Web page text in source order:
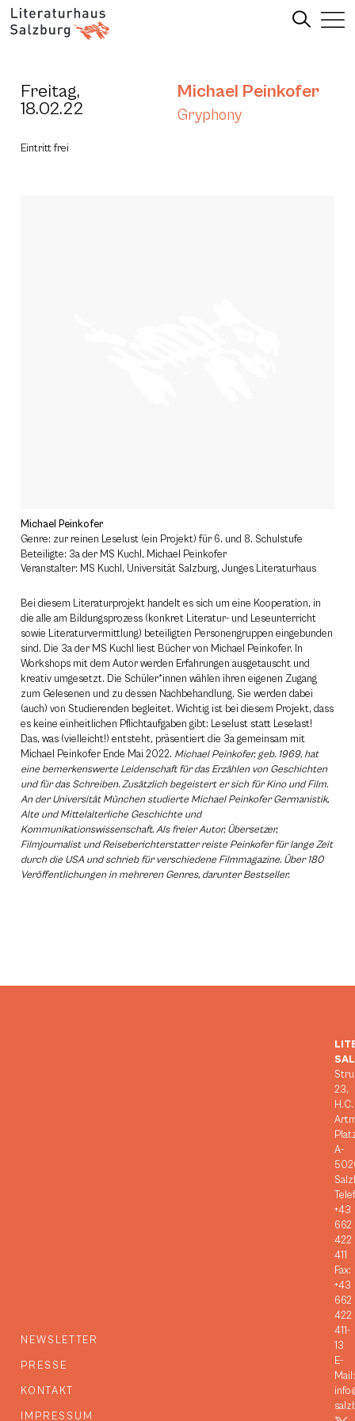
Freitag,
18.02.22
Michael Peinkofer
Gryphony
Eintritt frei
Michael Peinkofer
Genre: zur reinen Leselust (ein Projekt) für 6. und 8. Schulstufe
Beteiligte: 3a der MS Kuchl, Michael Peinkofer
Veranstalter: MS Kuchl, Universität Salzburg, Junges Literaturhaus
Bei diesem Literaturprojekt handelt es sich um eine Kooperation, in
die alle am Bildungsprozess (konkret Literatur- und Leseunterricht
sowie Literaturvermittlung) beteiligten Personengruppen eingebunden
sind. Die 3a der MS Kuchl liest Bücher von Michael Peinkofer. In
Workshops mit dem Autor werden Erfahrungen ausgetauscht und
kreativ umgesetzt. Die Schüler*innen wählen ihren eigenen Zugang
zum Gelesenen und zu dessen Nachbehandlung. Sie werden dabei
(auch) von Studierenden begleitet. Wichtig ist bei diesem Projekt, dass
es keine einheitlichen Pflichtaufgaben gibt: Leselust statt Leselast!
Das, was (vielleicht!) entsteht, präsentiert die 3a gemeinsam mit
Michael Peinkofer Ende Mai 2022. Michael Peinkofer, geb. 1969, hat
eine bemerkenswerte Leidenschaft für das Erzählen von Geschichten
und für das Schreiben. Zusätzlich begeistert er sich für Kino und Film.
An der Universität München studierte Michael Peinkofer Germanistik,
Alte und Mittelalterliche Geschichte und
Kommunikationswissenschaft. Als freier Autor, Übersetzer,
Filmjournalist und Reiseberichterstatter reiste Peinkofer für lange Zeit
durch die USA und schrieb für verschiedene Filmmagazine. Über 180
Veröffentlichungen in mehreren Genres, darunter Bestseller.
NEWSLETTER
PRESSE
KONTAKT
IMPRESSUM
23,
H.C.
A-
+43
662
422
411
Fax:
+43
662
422
411-
13
E-
Mail: